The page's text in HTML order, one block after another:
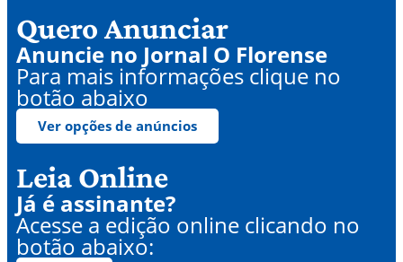
Quero Anunciar
Anuncie no Jornal O Florense
Para mais informações clique no
botão abaixo
Ver opções de anúncios
Leia Online
Já é assinante?
Acesse a edição online clicando no
botão abaixo: